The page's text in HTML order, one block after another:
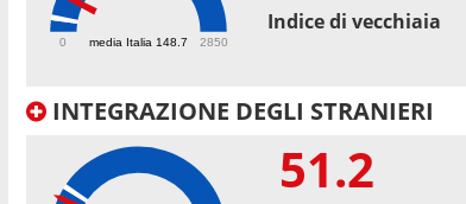
media Italia 148.7
0 2850
Indice di vecchiaia
INTEGRAZIONE DEGLI STRANIERI
51.2